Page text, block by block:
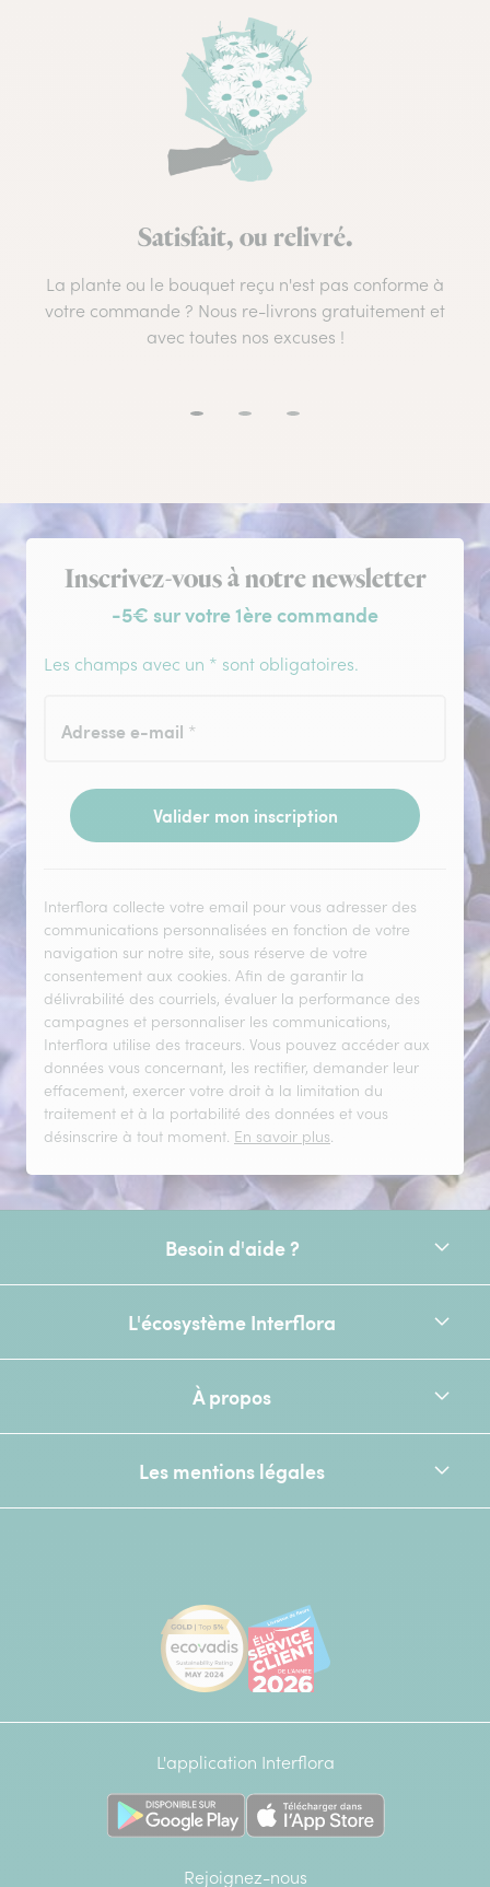
Satisfait, ou relivré.
La plante ou le bouquet reçu n'est pas conforme à
votre commande ? Nous re-livrons gratuitement et
avec toutes nos excuses !
Inscription à la newsletter
Inscrivez-vous à notre newsletter
-5€ sur votre 1ère commande
Les champs avec un * sont obligatoires.
Adresse e-mail *
Valider mon inscription
Interflora collecte votre email pour vous adresser des
communications personnalisées en fonction de votre
navigation sur notre site, sous réserve de votre
consentement aux cookies. Afin de garantir la
délivrabilité des courriels, évaluer la performance des
campagnes et personnaliser les communications,
Interflora utilise des traceurs. Vous pouvez accéder aux
données vous concernant, les rectifier, demander leur
effacement, exercer votre droit à la limitation du
traitement et à la portabilité des données et vous
désinscrire à tout moment. En savoir plus.
Besoin d'aide ?
L'écosystème Interflora
À propos
Les mentions légales
[Ecovadis Gold Badge - Top 5%
L'application Interflora
Rejoignez-nous